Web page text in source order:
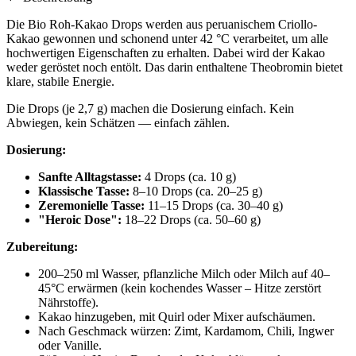
Die Bio Roh-Kakao Drops werden aus peruanischem Criollo-
Kakao gewonnen und schonend unter 42 °C verarbeitet, um alle
hochwertigen Eigenschaften zu erhalten. Dabei wird der Kakao
weder geröstet noch entölt. Das darin enthaltene Theobromin bietet
klare, stabile Energie.
Die Drops (je 2,7 g) machen die Dosierung einfach. Kein
Abwiegen, kein Schätzen — einfach zählen.
Dosierung:
Sanfte Alltagstasse: 4 Drops (ca. 10 g)
Klassische Tasse: 8–10 Drops (ca. 20–25 g)
Zeremonielle Tasse: 11–15 Drops (ca. 30–40 g)
"Heroic Dose": 18–22 Drops (ca. 50–60 g)
Zubereitung:
200–250 ml Wasser, pflanzliche Milch oder Milch auf 40–
45°C erwärmen (kein kochendes Wasser – Hitze zerstört
Nährstoffe).
Kakao hinzugeben, mit Quirl oder Mixer aufschäumen.
Nach Geschmack würzen: Zimt, Kardamom, Chili, Ingwer
oder Vanille.